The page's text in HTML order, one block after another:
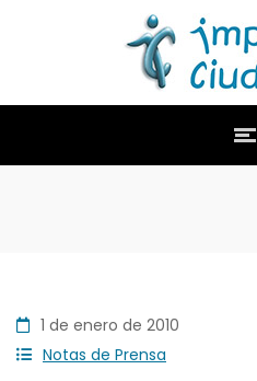
1 de enero de 2010
Notas de Prensa